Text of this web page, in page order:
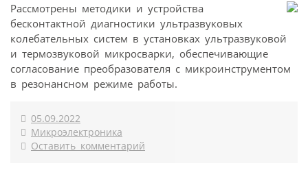
Рассмотрены методики и устройства
бесконтактной диагностики ультразвуковых
колебательных систем в установках ультразвуковой
и термозвуковой микросварки, обеспечивающие
согласование преобразователя с микроинструментом
в резонансном режиме работы.
05.09.2022
Микроэлектроника
Оставить комментарий